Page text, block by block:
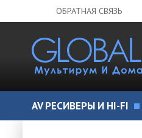
ОБРАТНАЯ СВЯЗЬ
AV РЕСИВЕРЫ И HI-FI